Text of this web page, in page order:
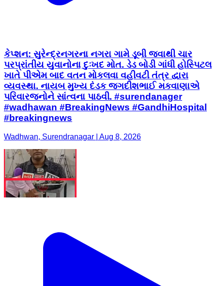
કેપ્શન: સુરેન્દ્રનગરના નગરા ગામે ડૂબી જવાથી ચાર
પરપ્રાંતીય યુવાનોના દુઃખદ મોત. ડેડ બોડી ગાંધી હોસ્પિટલ
ખાતે પીએમ બાદ વતન મોકલવા વહીવટી તંત્ર દ્વારા
વ્યવસ્થા. નાયબ મુખ્ય દંડક જગદીશભાઈ મકવાણાએ
પરિવારજનોને સાંત્વના પાઠવી. #surendanager
#wadhawan #BreakingNews #GandhiHospital
#breakingnews
Wadhwan, Surendranagar | Aug 8, 2026